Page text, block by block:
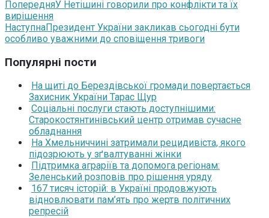
ПопередняУ Нетішині говорили про конфлікти та їх
вирішення
НаступнаПрезидент України закликав сьогодні бути
особливо уважними до сповіщення тривоги
Популярні пости
На щиті до Берездівської громади повертається
Захисник України Тарас Щур
Соціальні послуги стають доступнішими:
Старокостянтинівський центр отримав сучасне
обладнання
На Хмельниччині затримали рецидивіста, якого
підозрюють у зґвалтуванні жінки
Підтримка аграріїв та допомога регіонам:
Зеленський розповів про рішення уряду
167 тисяч історій: в Україні продовжують
відновлювати пам’ять про жертв політичних
репресій